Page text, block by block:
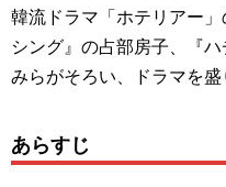
韓流ドラマ「ホテリアー
シング』の占部房子、『
みらがそろい、ドラマを盛
あらすじ